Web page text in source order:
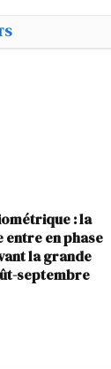
: la
en phase
la grande
septembre